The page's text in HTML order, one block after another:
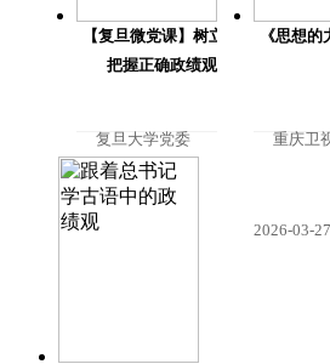
【复旦微党课】树立和践行正确政
把握正确政绩观的科学内涵与实
复旦大学党委
党校
《思想
重庆卫
2026-03-27